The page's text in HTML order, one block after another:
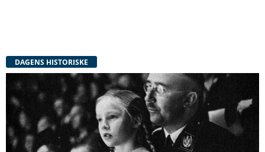
DAGENS HISTORISKE